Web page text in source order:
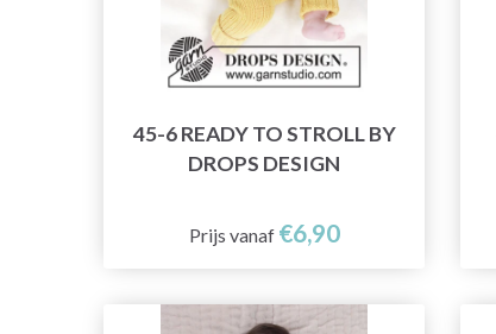
45-6 READY TO STROLL BY
DROPS DESIGN
Prijs vanaf €6,90